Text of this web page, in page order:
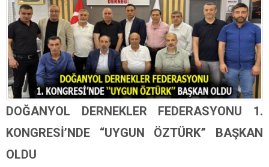
Sağlık & Yaşam
Kültür & Sanat
EĞİTİM
Müzik & Magazin
DOĞANYOL DERNEKLER FEDERASYONU 1.
KONGRESİ’NDE “UYGUN ÖZTÜRK” BAŞKAN
OLDU